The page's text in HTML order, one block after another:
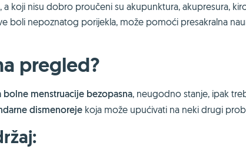
koji nisu dobro proučeni su akupunktura, akupresura,
boli nepoznatog porijekla, može pomoći presakralna
pregled?
bolne menstruacije bezopasna, neugodno stanje, ipak
dismenoreje koja može upućivati na neki drugi